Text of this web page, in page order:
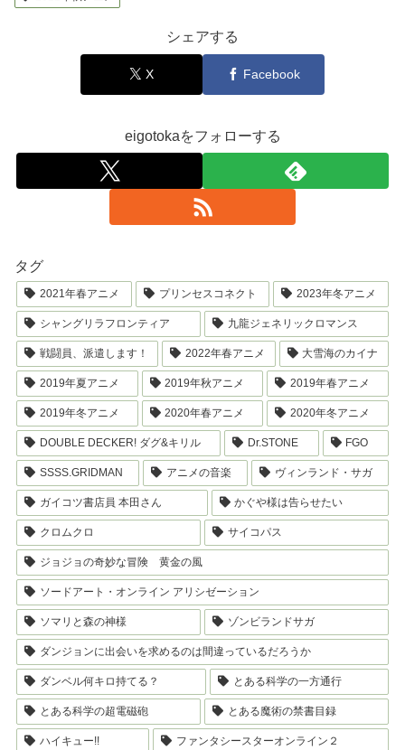
シェアする
X Facebook
eigotokaをフォローする
タグ
2021年春アニメ プリンセスコネクト 2023年冬アニメ
シャングリラフロンティア 九龍ジェネリックロマンス
戦闘員、派遣します！ 2022年春アニメ 大雪海のカイナ
2019年夏アニメ 2019年秋アニメ 2019年春アニメ
2019年冬アニメ 2020年春アニメ 2020年冬アニメ
DOUBLE DECKER! ダグ&キリル Dr.STONE FGO
SSSS.GRIDMAN アニメの音楽 ヴィンランド・サガ
ガイコツ書店員 本田さん かぐや様は告らせたい
クロムクロ サイコパス
ジョジョの奇妙な冒険 黄金の風
ソードアート・オンライン アリシゼーション
ソマリと森の神様 ゾンビランドサガ
ダンジョンに出会いを求めるのは間違っているだろうか
ダンベル何キロ持てる？ とある科学の一方通行
とある科学の超電磁砲 とある魔術の禁書目録
ハイキュー!! ファンタシースターオンライン２